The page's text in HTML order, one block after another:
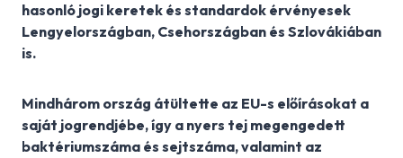
hasonló jogi keretek és standardok érvényesek
Lengyelországban, Csehországban és Szlovákiában
is.
Mindhárom ország átültette az EU-s előírásokat a
saját jogrendjébe, így a nyers tej megengedett
baktériumszáma és sejtszáma, valamint az